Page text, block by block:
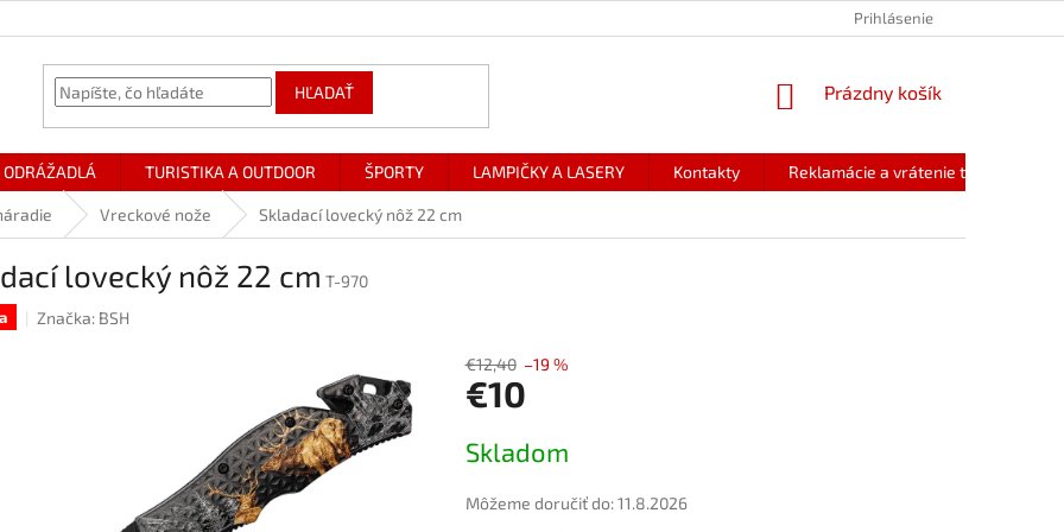
Prihlásenie
HĽADAŤ
NÁKUPNÝ
Prázdny košík
ODRÁŽADLÁ TURISTIKA A OUTDOOR ŠPORTY LAMPIČKY A LASERY Kontakty Reklamácie a vrátenie tovaru
Vreckové nože Skladací lovecký nôž 22 cm
lovecký nôž 22 cm T-970
Značka: BSH
€12,40 –19 %
€10
cena:
Skladom
Môžeme doručiť do: 11.8.2026